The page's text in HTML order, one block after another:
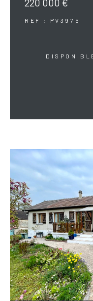
220 000 €
REF : PV3975